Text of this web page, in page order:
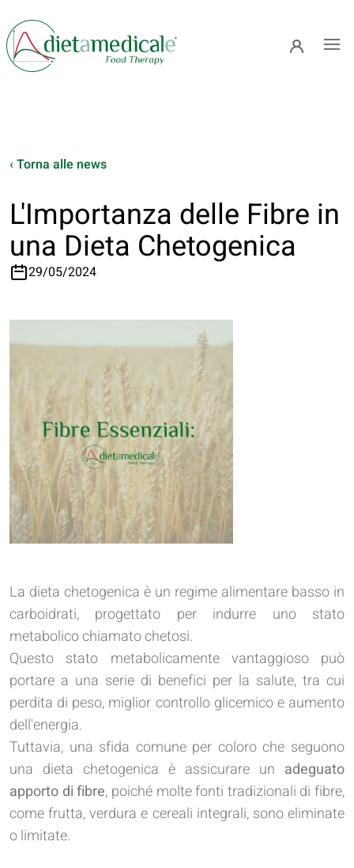
‹ Torna alle news
L'Importanza delle Fibre in
una Dieta Chetogenica
29/05/2024
La dieta chetogenica è un regime alimentare basso in
carboidrati, progettato per indurre uno stato
metabolico chiamato chetosi.
Questo stato metabolicamente vantaggioso può
portare a una serie di benefici per la salute, tra cui
perdita di peso, miglior controllo glicemico e aumento
dell'energia.
Tuttavia, una sfida comune per coloro che seguono
una dieta chetogenica è assicurare un adeguato
apporto di fibre, poiché molte fonti tradizionali di fibre,
come frutta, verdura e cereali integrali, sono eliminate
o limitate.